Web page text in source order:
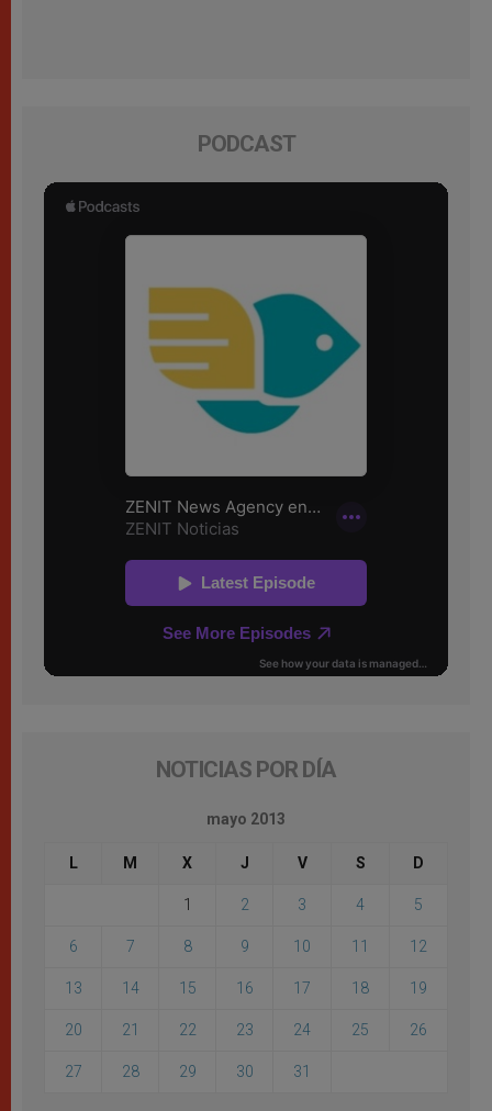
PODCAST
NOTICIAS POR DÍA
mayo 2013
L M X J V S D
1 2 3 4 5
6 7 8 9 10 11 12
13 14 15 16 17 18 19
20 21 22 23 24 25 26
27 28 29 30 31